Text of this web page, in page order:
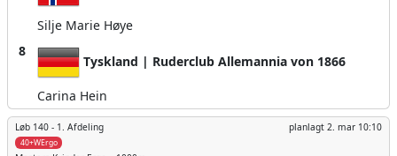
Silje Marie Høye
8
Tyskland | Ruderclub Allemannia von 1866
Carina Hein
Løb 140 - 1. Afdeling planlagt 2. mar 10:10
40+WErgo